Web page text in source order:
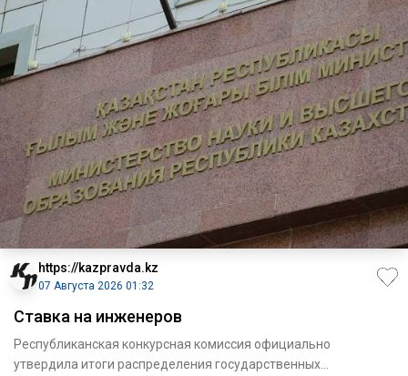
https://kazpravda.kz
07 Августа 2026 01:32
Ставка на инженеров
Республиканская конкурсная комиссия официально
утвердила итоги распределения государственных